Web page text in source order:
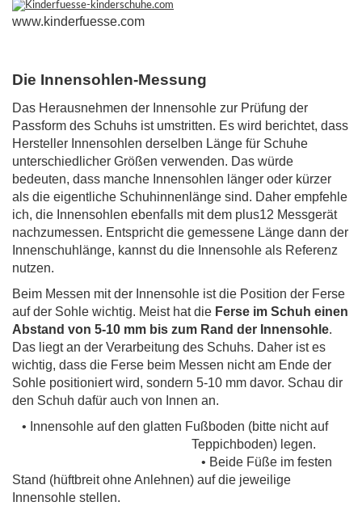
www.kinderfuesse.com
Die Innensohlen-Messung
Das Herausnehmen der Innensohle zur Prüfung der
Passform des Schuhs ist umstritten. Es wird berichtet, dass
Hersteller Innensohlen derselben Länge für Schuhe
unterschiedlicher Größen verwenden. Das würde
bedeuten, dass manche Innensohlen länger oder kürzer
als die eigentliche Schuhinnenlänge sind. Daher empfehle
ich, die Innensohlen ebenfalls mit dem plus12 Messgerät
nachzumessen. Entspricht die gemessene Länge dann der
Innenschuhlänge, kannst du die Innensohle als Referenz
nutzen.
Beim Messen mit der Innensohle ist die Position der Ferse
auf der Sohle wichtig. Meist hat die Ferse im Schuh einen
Abstand von 5-10 mm bis zum Rand der Innensohle.
Das liegt an der Verarbeitung des Schuhs. Daher ist es
wichtig, dass die Ferse beim Messen nicht am Ende der
Sohle positioniert wird, sondern 5-10 mm davor. Schau dir
den Schuh dafür auch von Innen an.
• Innensohle auf den glatten Fußboden (bitte nicht auf
Teppichboden) legen.
• Beide Füße im festen
Stand (hüftbreit ohne Anlehnen) auf die jeweilige
Innensohle stellen.